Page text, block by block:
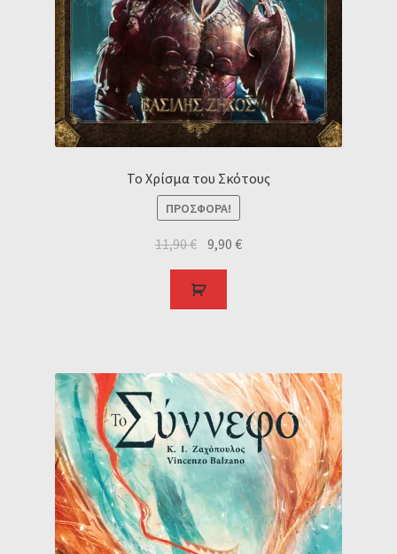
Το Χρίσμα του Σκότους
ΠΡΟΣΦΟΡΆ!
11,90€ 9,90€